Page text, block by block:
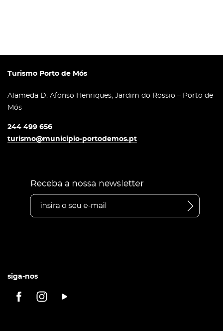
Turismo Porto de Mós
Alameda D. Afonso Henriques, Jardim do Rossio – Porto de
Mós
244 499 656
turismo@municipio-portodemos.pt
siga-nos